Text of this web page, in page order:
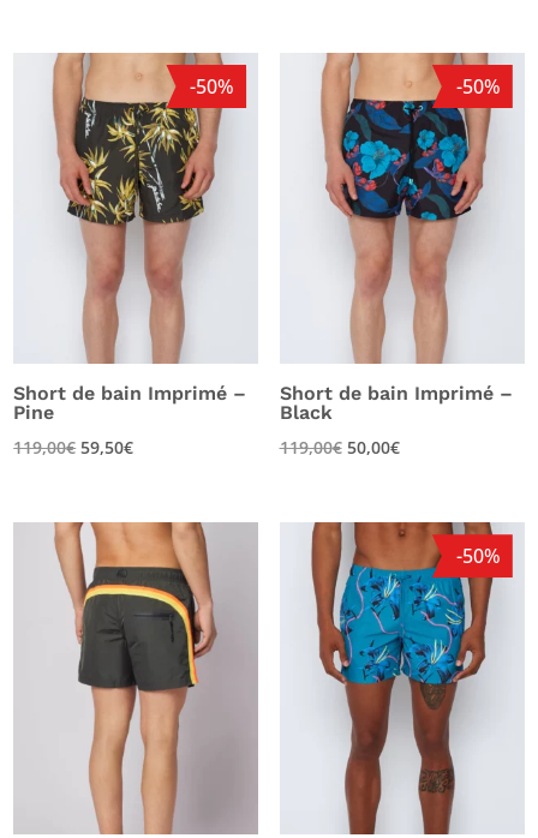
-50%
Short de bain Imprimé –
Pine
119,00€ 59,50€
-50%
Short de bain Imprimé –
Black
119,00€ Le
était :
119,00€.
50,00€Le
est :
50,00€.
-50%